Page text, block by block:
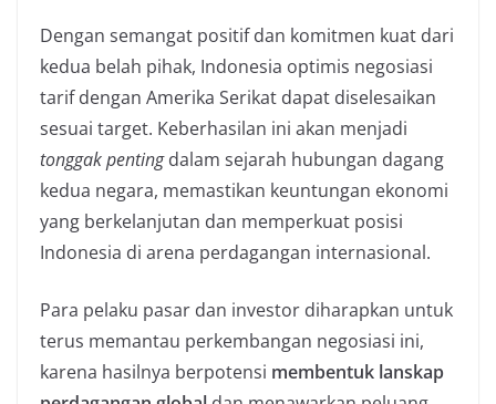
Dengan semangat positif dan komitmen kuat dari
kedua belah pihak, Indonesia optimis negosiasi
tarif dengan Amerika Serikat dapat diselesaikan
sesuai target. Keberhasilan ini akan menjadi
tonggak pentingdalam sejarah hubungan dagang
kedua negara, memastikan keuntungan ekonomi
yang berkelanjutan dan memperkuat posisi
Indonesia di arena perdagangan internasional.
Para pelaku pasar dan investor diharapkan untuk
terus memantau perkembangan negosiasi ini,
karena hasilnya berpotensi membentuk lanskap